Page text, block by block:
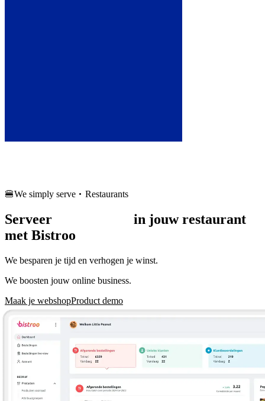
🍔We simply serve Restaurants
Serveer
in jouw restaurant
met Bistroo
We besparen je tijd en verhogen je winst.
We boosten jouw online business.
Maak je webshopProduct demo